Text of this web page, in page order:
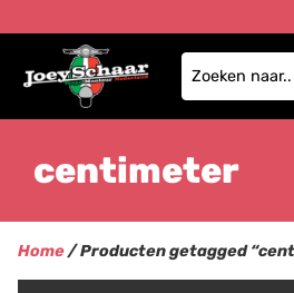
centimeter
Home/ Producten getagged